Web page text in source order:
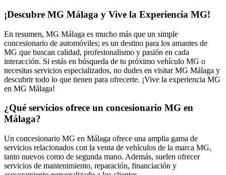
¡Descubre MG Málaga y Vive la Experiencia MG!
En resumen, MG Málaga es mucho más que un simple
concesionario de automóviles; es un destino para los amantes de
MG que buscan calidad, profesionalismo y pasión en cada
interacción. Si estás en búsqueda de tu próximo vehículo MG o
necesitas servicios especializados, no dudes en visitar MG Málaga y
descubrir todo lo que tienen para ofrecerte. ¡Vive la experiencia MG
en MG Málaga!
¿Qué servicios ofrece un concesionario MG en
Málaga?
Un concesionario MG en Málaga ofrece una amplia gama de
servicios relacionados con la venta de vehículos de la marca MG,
tanto nuevos como de segunda mano. Además, suelen ofrecer
servicios de mantenimiento, reparación, financiación y